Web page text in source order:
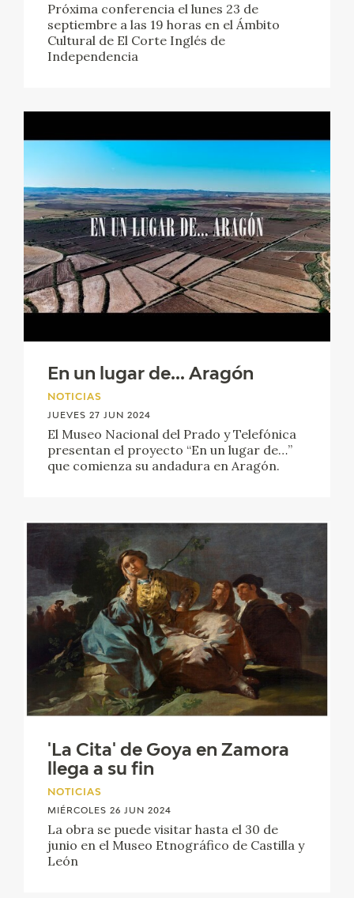
SALA DE PRENSA
BLOG CUADERNO ITALIANO
EL VIAJE DE GOYA
CATÁLOGO
GOYA EN EL MUNDO
PREMIO ARAGÓN GOYA
EDICIONES
PUBLICACIONES
RECURSOS EDUCATIVOS
FICHAS ARASAAC
Próxima conferencia el lunes 23 de
septiembre a las 19 horas en el Ámbito
Cultural de El Corte Inglés de
Independencia
En un lugar de... Aragón
NOTICIAS
JUEVES 27 JUN 2024
El Museo Nacional del Prado y Telefónica
presentan el proyecto “En un lugar de…”
que comienza su andadura en Aragón.
'La Cita' de Goya en Zamora
llega a su fin
NOTICIAS
MIÉRCOLES 26 JUN 2024
La obra se puede visitar hasta el 30 de
junio en el Museo Etnográfico de Castilla y
León